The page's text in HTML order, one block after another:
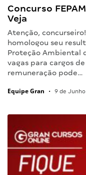
Concurso
Veja
Atenção, concurseiro!
homologou seu
Proteção Ambiental
vagas para cargos
remuneração pode…
Equipe Gran • 9 de